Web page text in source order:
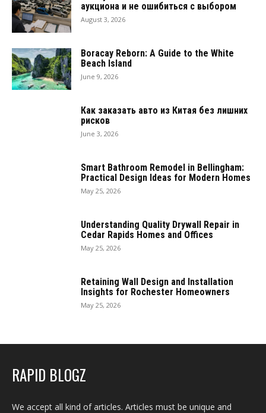
аукциона и не ошибиться с выбором
August 3, 2026
Boracay Reborn: A Guide to the White
Beach Island
June 9, 2026
Как заказать авто из Китая без лишних
рисков
June 3, 2026
Smart Bathroom Remodel in Bellingham:
Practical Design Ideas for Modern Homes
May 25, 2026
Understanding Quality Drywall Repair in
Cedar Rapids Homes and Offices
May 25, 2026
Retaining Wall Design and Installation
Insights for Rochester Homeowners
May 25, 2026
RAPID BLOGZ
We accept all kind of articles. Articles must be unique and